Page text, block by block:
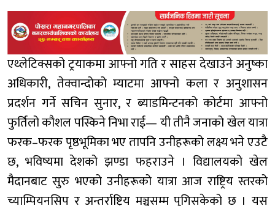
एथ्लेटिक्सको ट्रयाकमा आफ्नो गति र साहस देखाउने अनुष्का
अधिकारी, तेक्वान्दोको म्याटमा आफ्नो कला र अनुशासन
प्रदर्शन गर्ने सचिन सुनार, र ब्याडमिन्टनको कोर्टमा आफ्नो
फुर्तिलो कौशल पस्किने निभा राई— यी तीनै जनाको खेल यात्रा
फरक–फरक पृष्ठभूमिका भए तापनि उनीहरूको लक्ष्य भने एउटै
छ, भविष्यमा देशको झण्डा फहराउने । विद्यालयको खेल
मैदानबाट सुरु भएको उनीहरूको यात्रा आज राष्ट्रिय स्तरको
च्याम्पियनसिप र अन्तर्राष्ट्रिय मञ्चसम्म पुगिसकेको छ । यस